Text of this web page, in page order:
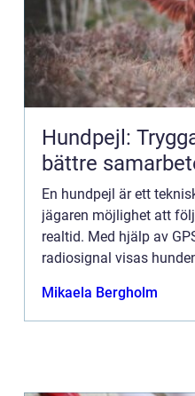
Hundpejl:
bättre
En hundpejl är ett
jägaren möjlighet att
realtid. Med hjälp av
radiosignal visas
Mikaela Bergholm